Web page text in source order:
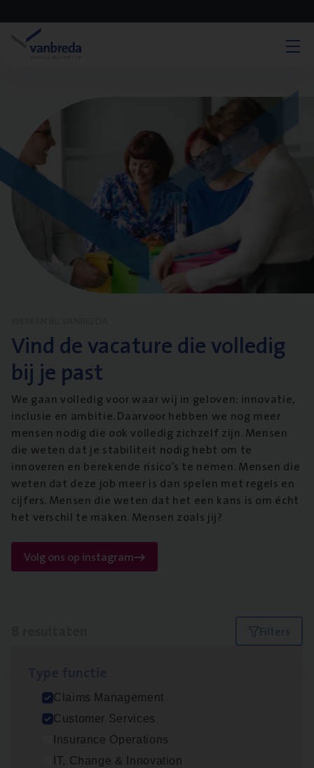
Vind de vacature die volledig
bij je past
We gaan volledig voor waar wij in geloven: innovatie,
inclusie en ambitie. Daarvoor hebben we nog meer
mensen nodig die ook volledig zichzelf zijn. Mensen
die weten dat je stabiliteit nodig hebt om te
innoveren en berekende risico’s te nemen. Mensen die
weten dat deze job meer is dan spelen met regels en
cijfers. Mensen die weten dat het een kans is om écht
het verschil te maken. Mensen zoals jij?
Volg ons op instagram
Filters
Claims Management
Customer Services
Insurance Operations
IT, Change & Innovation
Insu­ran­ce Bro­ker Trans­port
Sales Management
Antwerpen